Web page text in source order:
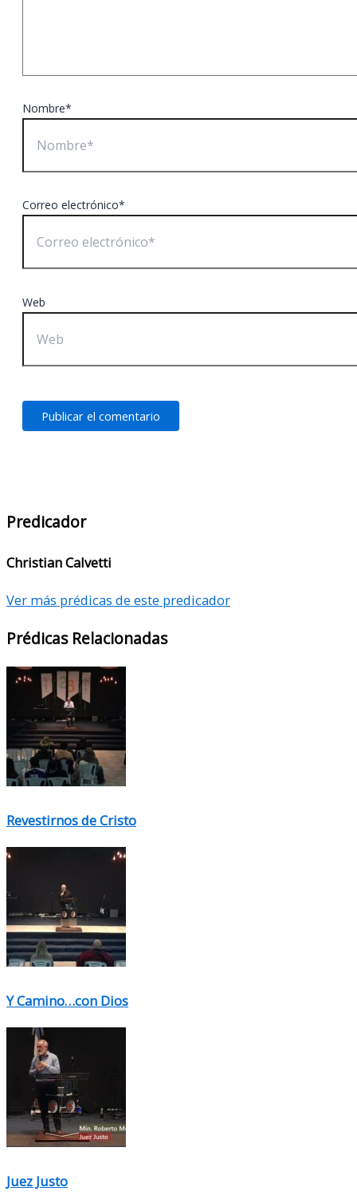
Nombre*
Correo electrónico*
Web
Predicador
Christian Calvetti
Ver más prédicas de este predicador
Prédicas Relacionadas
Revestirnos de Cristo
Y Camino…con Dios
Juez Justo